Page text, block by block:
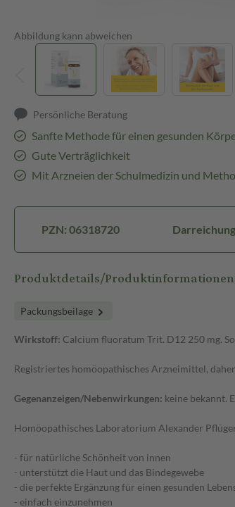
Abbildung kann abweichen
Persönliche Beratung
Sanfte Methode für einen gesunden
Gute Verträglichkeit
Mit Arzneien der Schulmedizin und
PZN: 06318720
Produktdetails/
Packungsbeilage
Wirkstoff: Calcium fluoratum Trit. D12 250 mg.
Registriertes homöopathisches Arzneimittel,
Gegenanzeigen/Nebenwirkungen: keine bekannt.
Homöopathisches Laboratorium Alexander
- für natürliche Schönheit von innen
- unterstützt die Haut und das Bindegewebe
- die perfekte Ergänzung für einen gesunden
- einfach einzunehmen